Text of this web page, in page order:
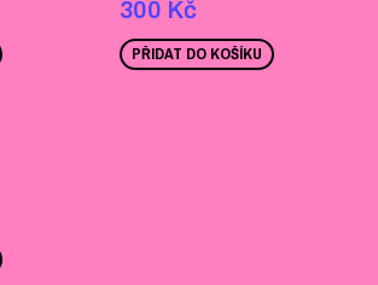
300 Kč
PŘIDAT DO KOŠÍKU